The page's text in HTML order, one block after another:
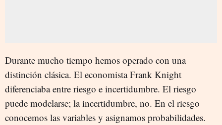
Durante mucho tiempo hemos operado con una
distinción clásica. El economista Frank Knight
diferenciaba entre riesgo e incertidumbre. El riesgo
puede modelarse; la incertidumbre, no. En el riesgo
conocemos las variables y asignamos probabilidades.